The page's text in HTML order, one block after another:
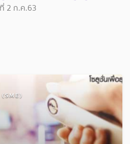
2 ก.ค.63